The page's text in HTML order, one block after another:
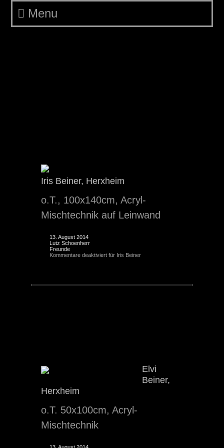
Menu
Iris Beiner, Herxheim
o.T., 100x140cm, Acryl-
Mischtechnik auf Leinwand
13. August 2014
Lutz Schoenherr
Freunde
Kommentare deaktiviert für Iris Beiner
Elvi
Beiner,
Herxheim
o.T. 50x100cm, Acryl-
Mischtechnik